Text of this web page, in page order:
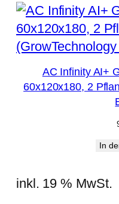
AC Infinity AI+
60x120x180, 2
In
inkl. 19 % MwSt.